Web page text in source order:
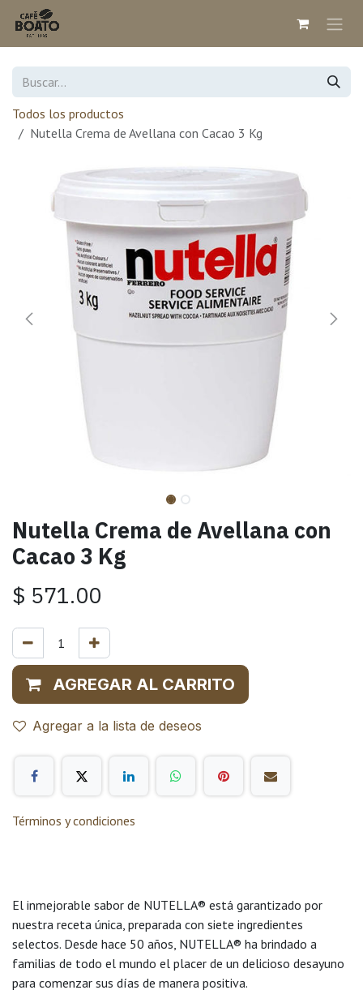
Ir al contenido
Todos los productos
Nutella Crema de Avellana con Cacao 3 Kg
Nutella Crema de Avellana con
Cacao 3 Kg
$ 571.00
AGREGAR AL CARRITO
Agregar a la lista de deseos
Términos y condiciones
El inmejorable sabor de NUTELLA® está garantizado por
nuestra receta única, preparada con siete ingredientes
selectos. Desde hace 50 años, NUTELLA® ha brindado a
familias de todo el mundo el placer de un delicioso desayuno
para comenzar sus días de manera positiva.